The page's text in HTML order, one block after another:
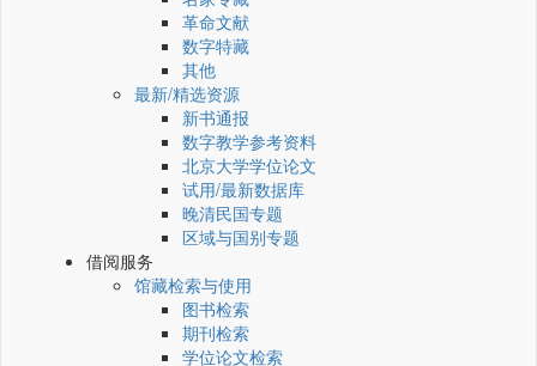
革命文献
数字特藏
其他
最新/精选资源
新书通报
数字教学参考资料
北京大学学位论文
试用/最新数据库
晚清民国专题
区域与国别专题
借阅服务
馆藏检索与使用
图书检索
期刊检索
学位论文检索